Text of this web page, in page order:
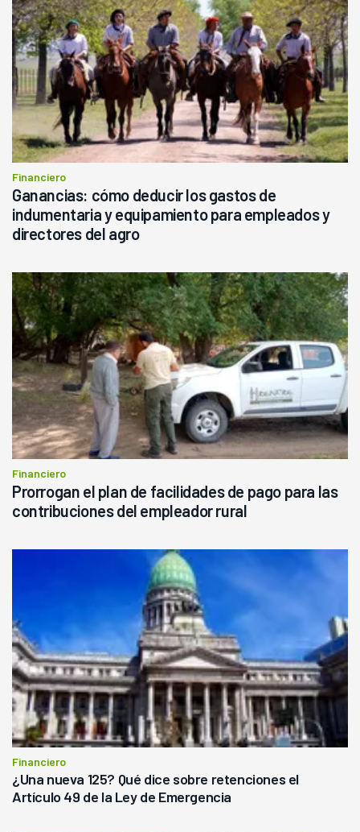
Financiero
Ganancias: cómo deducir los gastos de
indumentaria y equipamiento para empleados y
directores del agro
Financiero
Prorrogan el plan de facilidades de pago para las
contribuciones del empleador rural
Financiero
¿Una nueva 125? Qué dice sobre retenciones el
Artículo 49 de la Ley de Emergencia